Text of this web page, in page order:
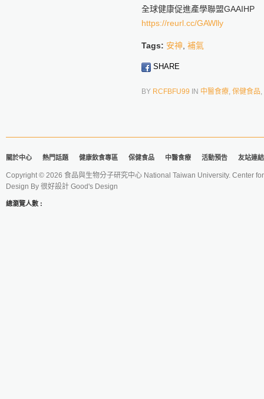
全球健康促進產學聯盟GAAIHP
https://reurl.cc/GAWlly
Tags: 安神 補氣
SHARE
BY RCFBFU99 IN 中醫食療, 保健食品,
關於中心 熱門話題 健康飲食專區 保健食品 中醫食療 活動預告 友站連結
Copyright © 2026 食品與生物分子研究中心 National Taiwan University. Center
Design By 很好設計 Good's Design
總瀏覽人數 :